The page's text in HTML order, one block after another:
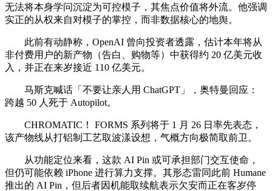
无法将本身学问沉淀为可控模子，其焦点价值将外流。他强调
实正的从权来自对模子的掌控，而非数据核心的地舆。
此前有动静称，OpenAI 曾向投资者透露，估计本年将从
非付费用户的新产物（告白、购物等）中获得约 20 亿美元收
入，并正在来岁接近 110 亿美元。
马斯克喊话「不要让亲人用 ChatGPT」，奥特曼回应：
跨越 50 人死于 Autopilot。
CHROMATIC！ FORMS 系列将于 1 月 26 日率先表态，
该产物线从打铝制工艺取波漾设想，气概方向极简取前卫。
从功能定位来看，这款 AI Pin 或可承担部门交互使命，
但仍可能依赖 iPhone 进行算力支撑。其形态雷同此前 Humane
推出的 AI Pin，但后者因机能取续航表示欠安而正在客岁停